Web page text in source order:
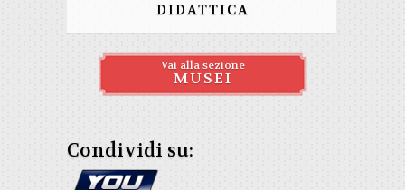
DIDATTICA
Vai alla sezione
MUSEI
Condividi su: